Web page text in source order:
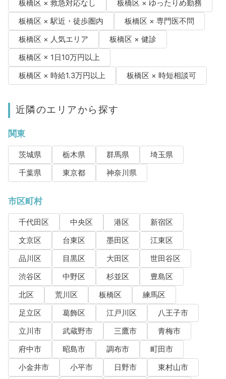
板橋区 × 救急対応なし
板橋区 × ゆったりめ勤務
板橋区 × 駅近・徒歩圏内
板橋区 × 専門医不問
板橋区 × 人気エリア
板橋区 × 健診
板橋区 × 1日10万円以上
板橋区 × 時給1.3万円以上
板橋区 × 時短相談可
近隣のエリアから探す
関東
茨城県 栃木県 群馬県
埼玉県
千葉県
東京都 神奈川県
市区町村
千代田区 中央区 港区
新宿区
文京区
台東区 墨田区
江東区
品川区
目黒区 大田区
世田谷区
渋谷区
中野区 杉並区
豊島区
北区
荒川区 板橋区
練馬区
足立区
葛飾区 江戸川区
八王子市
立川市
武蔵野市 三鷹市
青梅市
府中市
昭島市 調布市
町田市
小金井市
小平市 日野市
東村山市